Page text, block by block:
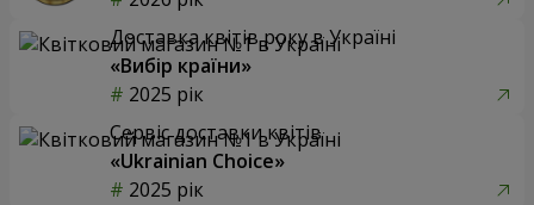
Доставка квітів року в Україні
«Вибір країни»
2025 рік
Сервіс доставки квітів
«Ukrainian Choice»
2025 рік